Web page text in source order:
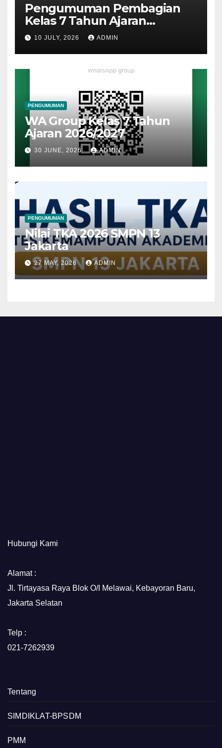
Pengumuman Pembagian
Kelas 7 Tahun Ajaran
2026/2027
10 JULY, 2026 ADMIN
PENGUMUMAN
WA Group Kelas 7 Tahun
Ajaran 2026/2027
30 JUNE, 2026 ADMIN
PENGUMUMAN
Nilai TKA 2026 SMPN 13
Jakarta
27 MAY, 2026 ADMIN
Hubungi Kami
Alamat :
Jl. Tirtayasa Raya Blok O/I Melawai, Kebayoran Baru,
Jakarta Selatan
Telp :
021-7262939
Tentang
SIMDIKLAT-BPSDM
PMM